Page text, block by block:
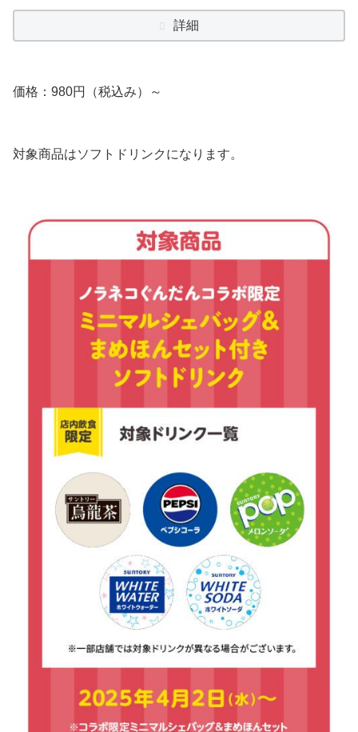
詳細
価格：980円（税込み）～
対象商品はソフトドリンクになります。